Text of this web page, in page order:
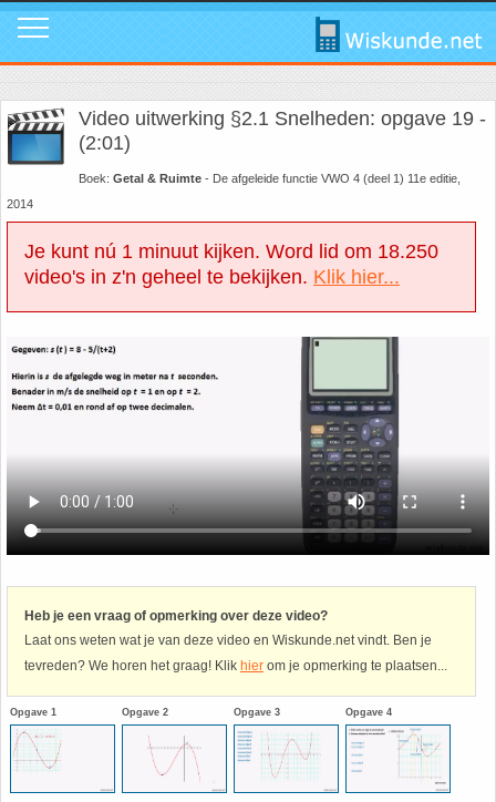
Video uitwerking §2.1 Snelheden: opgave 19 -
(2:01)
Boek: Getal & Ruimte - De afgeleide functie VWO 4 (deel 1) 11e editie,
2014
Je kunt nú 1 minuut kijken. Word lid om 18.250
video's in z'n geheel te bekijken. Klik hier...
Heb je een vraag of opmerking over deze video?
Laat ons weten wat je van deze video en Wiskunde.net vindt. Ben je
tevreden? We horen het graag! Klik hier om je opmerking te plaatsen...
Opgave 1 Opgave 2 Opgave 3 Opgave 4
Mavo
Mavo4: Hoofdstuk 1: Statistiek en kans
Mavo4: Hoofdstuk 3: Afstanden en hoeken
Mavo4: Hoofdstuk 4: Grafieken en vergelijkingen
Mavo4: Hoofdstuk 5: Rekenen, meten en schatten
Mavo4: Hoofdstuk 8: Ruimtemeetkunde
Havo
HAVO 4A - Hoofdstuk 5 - Lineaire verbanden
HAVO 4B - Hoofdstuk 4 - Werken met formules
HAVO 4B - Hoofdstuk 5 - Machten, exponenten
en logaritmen
HAVO 4B - Hoofdstuk 6 - De afgeleide functie
Calculators
Geogebra
WolframAlpha
1. ABC Formule
2. Cosinusregel
3. De Gulden Snede
4. De normale verdeling
5. Differentiëren - Afgeleide functie
8. Het getal nul
9. Het getal van Euler
10. Inhoud bol
11. Inhoud cilinder
12. Inhoud kegel
13. Inhoud piramide
In de media
Instagram
Tik Tok
Facebook
LinkedIn
Mail ons
Promo video
Download poster
Review ons
Privacy
Promotie
Instagram
Tik Tok
Facebook
LinkedIn
Youtube